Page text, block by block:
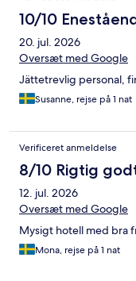
10/10
20. jul. 2026
Oversæt med Google
Jättetrevlig personal,
Susanne, rejse på 1 nat
Verificeret anmeldelse
8/10 Rigtig
12. jul. 2026
Oversæt med Google
Mysigt hotell med bra
Mona, rejse på 1 nat